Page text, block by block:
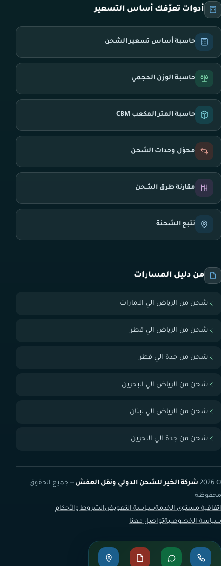
أدوات تعرّفك أساس التسعير
حاسبة أساس تسعير الشحن
حاسبة الوزن الحجمي
حاسبة المتر المكعب CBM
محوّل وحدات الشحن
مقارنة طرق الشحن
تتبع الشحنة
من دليل المسارات
شحن من الرياض الي الامارات
شحن من الرياض الي قطر
شحن من جدة الي قطر
شحن من الرياض الي البحرين
شحن من الرياض الي لبنان
شحن من جدة الي البحرين
© 2026 شركة الخير للشحن الدولي ونقل العفش — جميع الحقوق
محفوظة
اتفاقية مستوى الخدمةسياسة التعويضالشروط والأحكام
سياسة الخصوصيةتواصل معنا